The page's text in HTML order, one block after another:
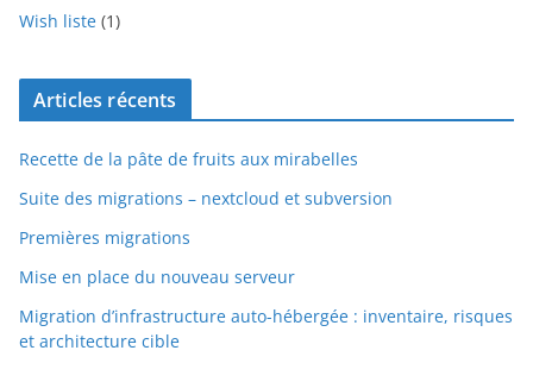
Wish liste (1)
Articles récents
Recette de la pâte de fruits aux mirabelles
Suite des migrations – nextcloud et subversion
Premières migrations
Mise en place du nouveau serveur
Migration d’infrastructure auto-hébergée : inventaire, risques
et architecture cible